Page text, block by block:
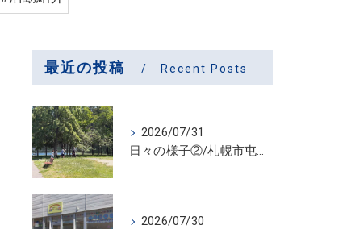
最近の投稿 Recent Posts
2026/07/31
日々の様子②/札幌市屯田・放課後等デイサービス くるわーる
2026/07/30